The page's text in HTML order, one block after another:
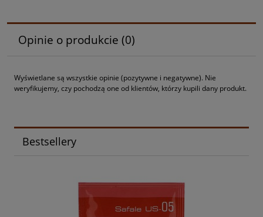
Opinie o produkcie (0)
Wyświetlane są wszystkie opinie (pozytywne i negatywne). Nie
weryfikujemy, czy pochodzą one od klientów, którzy kupili dany produkt.
Bestsellery